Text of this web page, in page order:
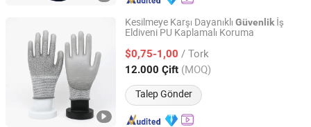
Kesilmeye Karşı Dayanıklı Güvenlikİş
Eldiveni PU Kaplamalı Koruma
$0,75-1,00 / Tork
12.000 Çift (MOQ)
Talep Gönder
Jiangsu Perfect International Trade Co., Ltd
Jiangsu, China Fiyat 2025